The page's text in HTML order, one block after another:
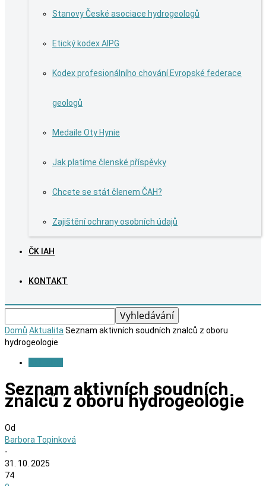
Stanovy České asociace hydrogeologů
Etický kodex AIPG
Kodex profesionálního chování Evropské federace
geologů
Medaile Oty Hynie
Jak platíme členské příspěvky
Chcete se stát členem ČAH?
Zajištění ochrany osobních údajů
ČK IAH
KONTAKT
Domů Aktualita Seznam aktivních soudních znalců z oboru
hydrogeologie
Seznam aktivních soudních
znalců z oboru hydrogeologie
Od
Barbora Topinková
-
31. 10. 2025
74